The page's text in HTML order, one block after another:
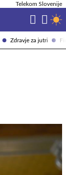
Zdravje za jutri
Telekom Slovenije